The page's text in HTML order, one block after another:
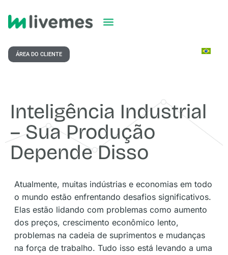
ÁREA DO CLIENTE
Inteligência Industrial
– Sua Produção
Depende Disso
Atualmente, muitas indústrias e economias em todo
o mundo estão enfrentando desafios significativos.
Elas estão lidando com problemas como aumento
dos preços, crescimento econômico lento,
problemas na cadeia de suprimentos e mudanças
na força de trabalho. Tudo isso está levando a uma